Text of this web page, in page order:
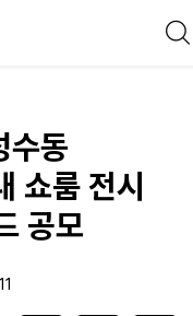
수동
쇼룸 전시
공모